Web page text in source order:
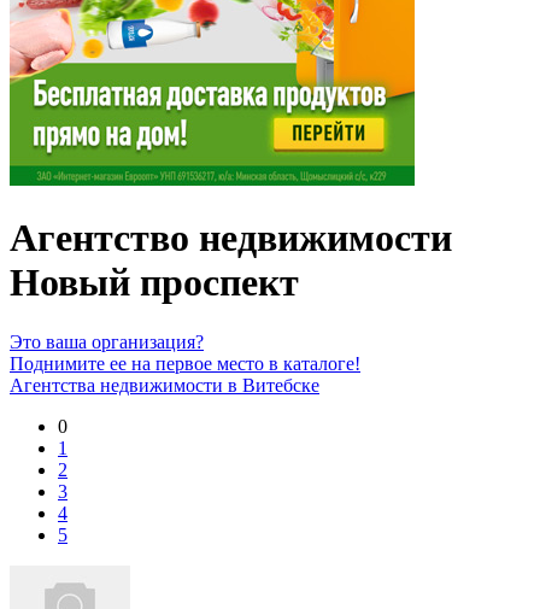
Агентство недвижимости
Новый проспект
Это ваша организация?
Поднимите ее на первое место в каталоге!
Агентства недвижимости в Витебске
0
1
2
3
4
5